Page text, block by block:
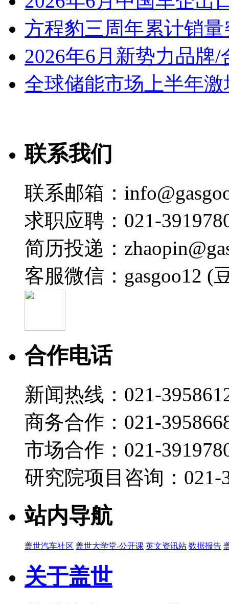
方程豹三周年累计销
2026年6月新势力品牌
全球储能市场上半年激
联系我们
联系邮箱：
求职应聘：021-
简历投递：
客服微信：gasgoo12 (
合作电话
新闻热线：021-
商务合作：021-
市场合作：021-
研究院项目咨询：021-
站内导航
盖世汽车社区 盖世大学堂-公开课 英文资讯站 数据报告
关于盖世